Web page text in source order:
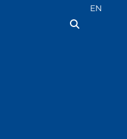
Seleziona
EN